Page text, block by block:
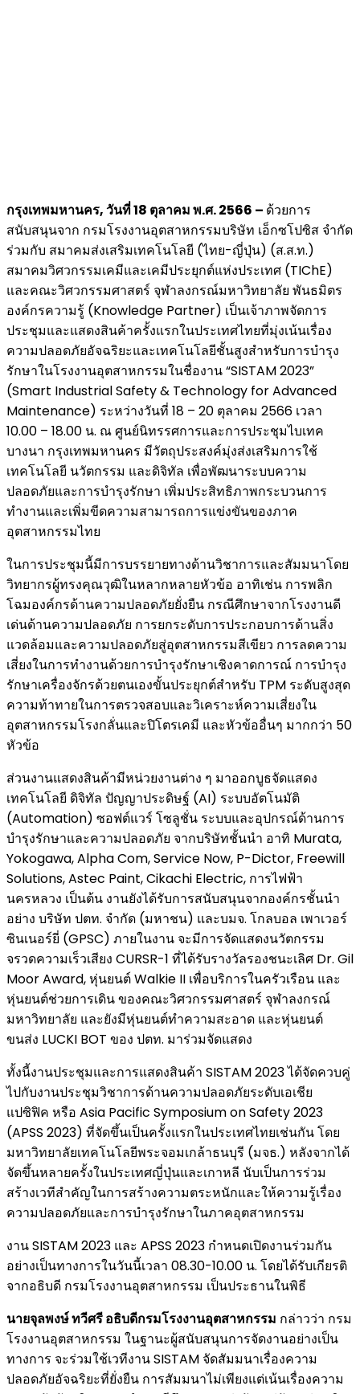
กรุงเทพมหานคร, วันที่ 18 ตุลาคม พ.ศ. 2566 – ด้วยการ
สนับสนุนจาก กรมโรงงานอุตสาหกรรมบริษัท เอ็กซโปซิส จำกัด
ร่วมกับ สมาคมส่งเสริมเทคโนโลยี (ไทย-ญี่ปุ่น) (ส.ส.ท.)
สมาคมวิศวกรรมเคมีและเคมีประยุกต์แห่งประเทศ (TIChE)
และคณะวิศวกรรมศาสตร์ จุฬาลงกรณ์มหาวิทยาลัย พันธมิตร
องค์กรความรู้ (Knowledge Partner) เป็นเจ้าภาพจัดการ
ประชุมและแสดงสินค้าครั้งแรกในประเทศไทยที่มุ่งเน้นเรื่อง
ความปลอดภัยอัจฉริยะและเทคโนโลยีชั้นสูงสำหรับการบำรุง
รักษาในโรงงานอุตสาหกรรมในชื่องาน “SISTAM 2023”
(Smart Industrial Safety & Technology for Advanced
Maintenance) ระหว่างวันที่ 18 – 20 ตุลาคม 2566 เวลา
10.00 – 18.00 น. ณ ศูนย์นิทรรศการและการประชุมไบเทค
บางนา กรุงเทพมหานคร มีวัตถุประสงค์มุ่งส่งเสริมการใช้
เทคโนโลยี นวัตกรรม และดิจิทัล เพื่อพัฒนาระบบความ
ปลอดภัยและการบำรุงรักษา เพิ่มประสิทธิภาพกระบวนการ
ทำงานและเพิ่มขีดความสามารถการแข่งขันของภาค
อุตสาหกรรมไทย
ในการประชุมนี้มีการบรรยายทางด้านวิชาการและสัมมนาโดย
วิทยากรผู้ทรงคุณวุฒิในหลากหลายหัวข้อ อาทิเช่น การพลิก
โฉมองค์กรด้านความปลอดภัยยั่งยืน กรณีศึกษาจากโรงงานดี
เด่นด้านความปลอดภัย การยกระดับการประกอบการด้านสิ่ง
แวดล้อมและความปลอดภัยสู่อุตสาหกรรมสีเขียว การลดความ
เสี่ยงในการทำงานด้วยการบำรุงรักษาเชิงคาดการณ์ การบำรุง
รักษาเครื่องจักรด้วยตนเองขั้นประยุกต์สำหรับ TPM ระดับสูงสุด
ความท้าทายในการตรวจสอบและวิเคราะห์ความเสี่ยงใน
อุตสาหกรรมโรงกลั่นและปิโตรเคมี และหัวข้ออื่นๆ มากกว่า 50
หัวข้อ
ส่วนงานแสดงสินค้ามีหน่วยงานต่าง ๆ มาออกบูธจัดแสดง
เทคโนโลยี ดิจิทัล ปัญญาประดิษฐ์ (AI) ระบบอัตโนมัติ
(Automation) ซอฟต์แวร์ โซลูชั่น ระบบและอุปกรณ์ด้านการ
บำรุงรักษาและความปลอดภัย จากบริษัทชั้นนำ อาทิ Murata,
Yokogawa, Alpha Com, Service Now, P-Dictor, Freewill
Solutions, Astec Paint, Cikachi Electric, การไฟฟ้า
นครหลวง เป็นต้น งานยังได้รับการสนับสนุนจากองค์กรชั้นนำ
อย่าง บริษัท ปตท. จำกัด (มหาชน) และบมจ. โกลบอล เพาเวอร์
ซินเนอร์ยี่ (GPSC) ภายในงาน จะมีการจัดแสดงนวัตกรรม
จรวดความเร็วเสียง CURSR-1 ที่ได้รับรางวัลรองชนะเลิศ Dr. Gil
Moor Award, หุ่นยนต์ Walkie II เพื่อบริการในครัวเรือน และ
หุ่นยนต์ช่วยการเดิน ของคณะวิศวกรรมศาสตร์ จุฬาลงกรณ์
มหาวิทยาลัย และยังมีหุ่นยนต์ทำความสะอาด และหุ่นยนต์
ขนส่ง LUCKI BOT ของ ปตท. มาร่วมจัดแสดง
ทั้งนี้งานประชุมและการแสดงสินค้า SISTAM 2023 ได้จัดควบคู่
ไปกับงานประชุมวิชาการด้านความปลอดภัยระดับเอเชีย
แปซิฟิค หรือ Asia Pacific Symposium on Safety 2023
(APSS 2023) ที่จัดขึ้นเป็นครั้งแรกในประเทศไทยเช่นกัน โดย
มหาวิทยาลัยเทคโนโลยีพระจอมเกล้าธนบุรี (มจธ.) หลังจากได้
จัดขึ้นหลายครั้งในประเทศญี่ปุ่นและเกาหลี นับเป็นการร่วม
สร้างเวทีสำคัญในการสร้างความตระหนักและให้ความรู้เรื่อง
ความปลอดภัยและการบำรุงรักษาในภาคอุตสาหกรรม
งาน SISTAM 2023 และ APSS 2023 กำหนดเปิดงานร่วมกัน
อย่างเป็นทางการในวันนี้เวลา 08.30-10.00 น. โดยได้รับเกียรติ
จากอธิบดี กรมโรงงานอุตสาหกรรม เป็นประธานในพิธี
นายจุลพงษ์ ทวีศรี อธิบดีกรมโรงงานอุตสาหกรรม กล่าวว่า กรม
โรงงานอุตสาหกรรม ในฐานะผู้สนับสนุนการจัดงานอย่างเป็น
ทางการ จะร่วมใช้เวทีงาน SISTAM จัดสัมมนาเรื่องความ
ปลอดภัยอัจฉริยะที่ยั่งยืน การสัมมนาไม่เพียงแต่เน้นเรื่องความ